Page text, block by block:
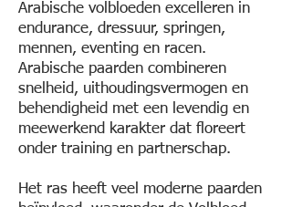
Arabische volbloeden excelleren in
endurance, dressuur, springen,
mennen, eventing en racen.
Arabische paarden combineren
snelheid, uithoudingsvermogen en
behendigheid met een levendig en
meewerkend karakter dat floreert
onder training en partnerschap.
Het ras heeft veel moderne paarden